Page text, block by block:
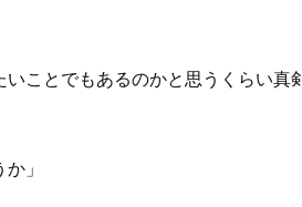
ことでもあるのかと思うくらい真
」